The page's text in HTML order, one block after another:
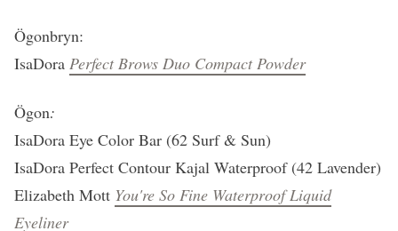
Ögonbryn:
IsaDora Perfect Brows Duo Compact Powder
Ögon:
IsaDora Eye Color Bar (62 Surf & Sun)
IsaDora Perfect Contour Kajal Waterproof (42 Lavender)
Elizabeth Mott You're So Fine Waterproof Liquid
Eyeliner